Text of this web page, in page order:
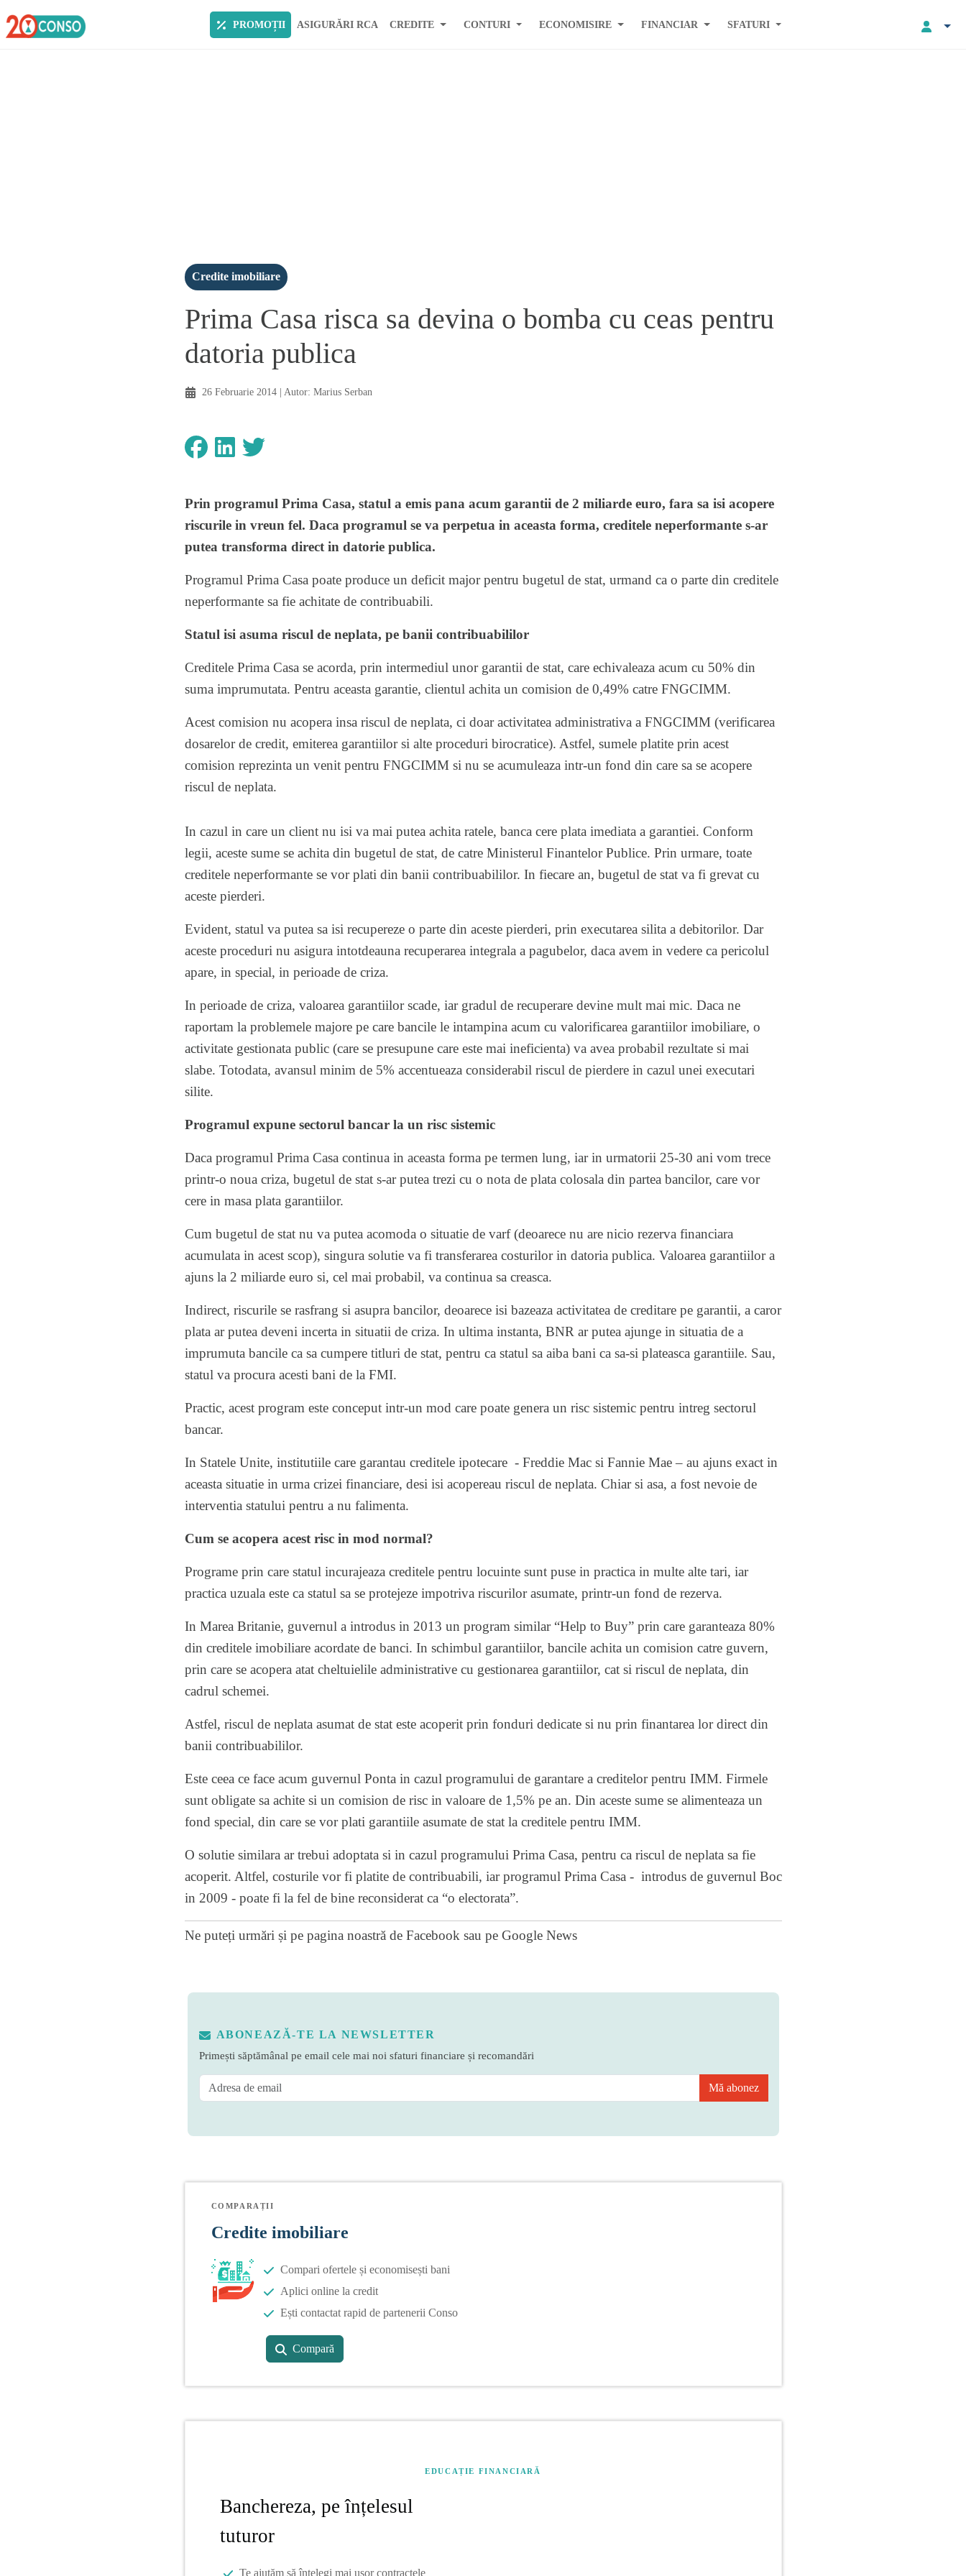
PROMOȚII ASIGURĂRI RCA CREDITE CONTURI ECONOMISIRE FINANCIAR SFATURI
Credite imobiliare
Prima Casa risca sa devina o bomba cu ceas pentru
datoria publica
26 Februarie 2014| Autor: Marius Serban
Prin programul Prima Casa, statul a emis pana acum garantii de 2 miliarde euro, fara sa isi acopere
riscurile in vreun fel. Daca programul se va perpetua in aceasta forma, creditele neperformante s-ar
putea transforma direct in datorie publica.
Programul Prima Casa poate produce un deficit major pentru bugetul de stat, urmand ca o parte din creditele
neperformante sa fie achitate de contribuabili.
Statul isi asuma riscul de neplata, pe banii contribuabililor
Creditele Prima Casa se acorda, prin intermediul unor garantii de stat, care echivaleaza acum cu 50% din
suma imprumutata. Pentru aceasta garantie, clientul achita un comision de 0,49% catre FNGCIMM.
Acest comision nu acopera insa riscul de neplata, ci doar activitatea administrativa a FNGCIMM (verificarea
dosarelor de credit, emiterea garantiilor si alte proceduri birocratice). Astfel, sumele platite prin acest
comision reprezinta un venit pentru FNGCIMM si nu se acumuleaza intr-un fond din care sa se acopere
riscul de neplata.
In cazul in care un client nu isi va mai putea achita ratele, banca cere plata imediata a garantiei. Conform
legii, aceste sume se achita din bugetul de stat, de catre Ministerul Finantelor Publice. Prin urmare, toate
creditele neperformante se vor plati din banii contribuabililor. In fiecare an, bugetul de stat va fi grevat cu
aceste pierderi.
Evident, statul va putea sa isi recupereze o parte din aceste pierderi, prin executarea silita a debitorilor. Dar
aceste proceduri nu asigura intotdeauna recuperarea integrala a pagubelor, daca avem in vedere ca pericolul
apare, in special, in perioade de criza.
In perioade de criza, valoarea garantiilor scade, iar gradul de recuperare devine mult mai mic. Daca ne
raportam la problemele majore pe care bancile le intampina acum cu valorificarea garantiilor imobiliare, o
activitate gestionata public (care se presupune care este mai ineficienta) va avea probabil rezultate si mai
slabe. Totodata, avansul minim de 5% accentueaza considerabil riscul de pierdere in cazul unei executari
silite.
Programul expune sectorul bancar la un risc sistemic
Daca programul Prima Casa continua in aceasta forma pe termen lung, iar in urmatorii 25-30 ani vom trece
printr-o noua criza, bugetul de stat s-ar putea trezi cu o nota de plata colosala din partea bancilor, care vor
cere in masa plata garantiilor.
Cum bugetul de stat nu va putea acomoda o situatie de varf (deoarece nu are nicio rezerva financiara
acumulata in acest scop), singura solutie va fi transferarea costurilor in datoria publica. Valoarea garantiilor a
ajuns la 2 miliarde euro si, cel mai probabil, va continua sa creasca.
Indirect, riscurile se rasfrang si asupra bancilor, deoarece isi bazeaza activitatea de creditare pe garantii, a caror
plata ar putea deveni incerta in situatii de criza. In ultima instanta, BNR ar putea ajunge in situatia de a
imprumuta bancile ca sa cumpere titluri de stat, pentru ca statul sa aiba bani ca sa-si plateasca garantiile. Sau,
statul va procura acesti bani de la FMI.
Practic, acest program este conceput intr-un mod care poate genera un risc sistemic pentru intreg sectorul
bancar.
In Statele Unite, institutiile care garantau creditele ipotecare - Freddie Mac si Fannie Mae – au ajuns exact in
aceasta situatie in urma crizei financiare, desi isi acopereau riscul de neplata. Chiar si asa, a fost nevoie de
interventia statului pentru a nu falimenta.
Cum se acopera acest risc in mod normal?
Programe prin care statul incurajeaza creditele pentru locuinte sunt puse in practica in multe alte tari, iar
practica uzuala este ca statul sa se protejeze impotriva riscurilor asumate, printr-un fond de rezerva.
In Marea Britanie, guvernul a introdus in 2013 un program similar “Help to Buy” prin care garanteaza 80%
din creditele imobiliare acordate de banci. In schimbul garantiilor, bancile achita un comision catre guvern,
prin care se acopera atat cheltuielile administrative cu gestionarea garantiilor, cat si riscul de neplata, din
cadrul schemei.
Astfel, riscul de neplata asumat de stat este acoperit prin fonduri dedicate si nu prin finantarea lor direct din
banii contribuabililor.
Este ceea ce face acum guvernul Ponta in cazul programului de garantare a creditelor pentru IMM. Firmele
sunt obligate sa achite si un comision de risc in valoare de 1,5% pe an. Din aceste sume se alimenteaza un
fond special, din care se vor plati garantiile asumate de stat la creditele pentru IMM.
O solutie similara ar trebui adoptata si in cazul programului Prima Casa, pentru ca riscul de neplata sa fie
acoperit. Altfel, costurile vor fi platite de contribuabili, iar programul Prima Casa - introdus de guvernul Boc
in 2009 - poate fi la fel de bine reconsiderat ca “o electorata”.
Ne puteți urmări și pe pagina noastră de Facebook sau pe Google News
ABONEAZĂ-TE LA NEWSLETTER
Primești săptămânal pe email cele mai noi sfaturi financiare și recomandări
Mă abonez
COMPARAȚII
Credite imobiliare
Compari ofertele și economisești bani
Aplici online la credit
Ești contactat rapid de partenerii Conso
Compară
EDUCAȚIE FINANCIARĂ
Banchereza, pe înțelesul
tuturor
Te ajutăm să înțelegi mai ușor contractele